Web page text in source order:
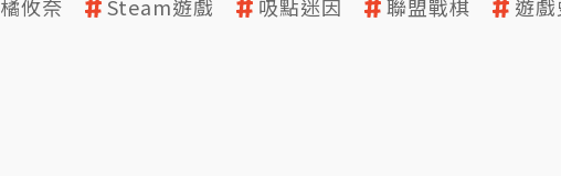
橘攸奈 Steam遊戲 吸點迷因 聯盟戰棋 遊